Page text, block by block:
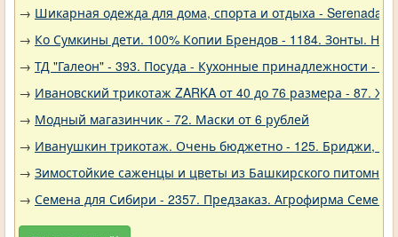
→ Шикарная одежда для дома, спорта и отдыха - Serenada -
→ Ко Сумкины дети. 100% Копии Брендов - 1184. Зонты.
→ ТД "Галеон" - 393. Посуда - Кухонные принадлежности -
→ Ивановский трикотаж ZARKA от 40 до 76 размера - 87.
→ Модный магазинчик - 72. Маски от 6 рублей
→ Иванушкин трикотаж. Очень бюджетно - 125. Бриджи,
→ Зимостойкие саженцы и цветы из Башкирского
→ Семена для Сибири - 2357. Предзаказ. Агрофирма